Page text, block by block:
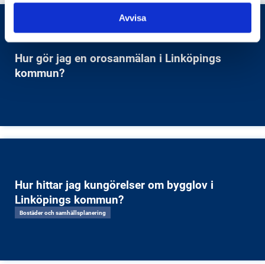
Avvisa
Hur gör jag en orosanmälan i Linköpings
kommun?
Hur hittar jag kungörelser om bygglov i
Linköpings kommun?
Bostäder och samhällsplanering